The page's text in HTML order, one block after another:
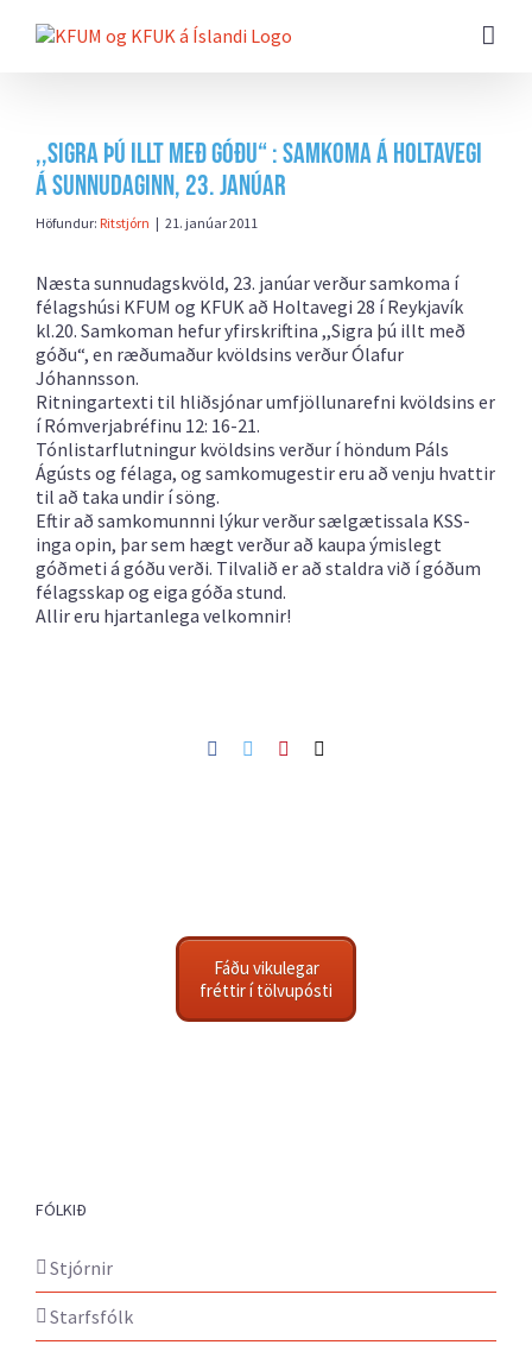
beint
,,Sigra þú illt með góðu“ : Samkoma á Holtavegi
á sunnudaginn, 23. janúar
Höfundur: Ritstjórn | 21. janúar 2011
Næsta sunnudagskvöld, 23. janúar verður samkoma í
félagshúsi KFUM og KFUK að Holtavegi 28 í Reykjavík
kl.20. Samkoman hefur yfirskriftina ,,Sigra þú illt með
góðu“, en ræðumaður kvöldsins verður Ólafur
Jóhannsson.
Ritningartexti til hliðsjónar umfjöllunarefni kvöldsins er
í Rómverjabréfinu 12: 16-21.
Tónlistarflutningur kvöldsins verður í höndum Páls
Ágústs og félaga, og samkomugestir eru að venju hvattir
til að taka undir í söng.
Eftir að samkomunnni lýkur verður sælgætissala KSS-
inga opin, þar sem hægt verður að kaupa ýmislegt
góðmeti á góðu verði. Tilvalið er að staldra við í góðum
félagsskap og eiga góða stund.
Allir eru hjartanlega velkomnir!
Facebook
TwitterPinterest
Fáðu vikulegar
fréttir í tölvupósti
FÓLKIÐ
Stjórnir
Starfsfólk